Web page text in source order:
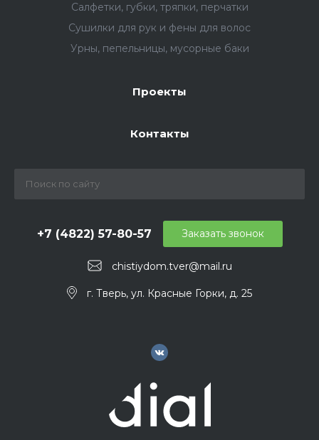
Салфетки, губки, тряпки, перчатки
Сушилки для рук и фены для волос
Урны, пепельницы, мусорные баки
Проекты
Контакты
+7 (4822) 57-80-57
chistiydom.tver@mail.ru
Заказать звонок
г. Тверь, ул. Красные Горки, д. 25